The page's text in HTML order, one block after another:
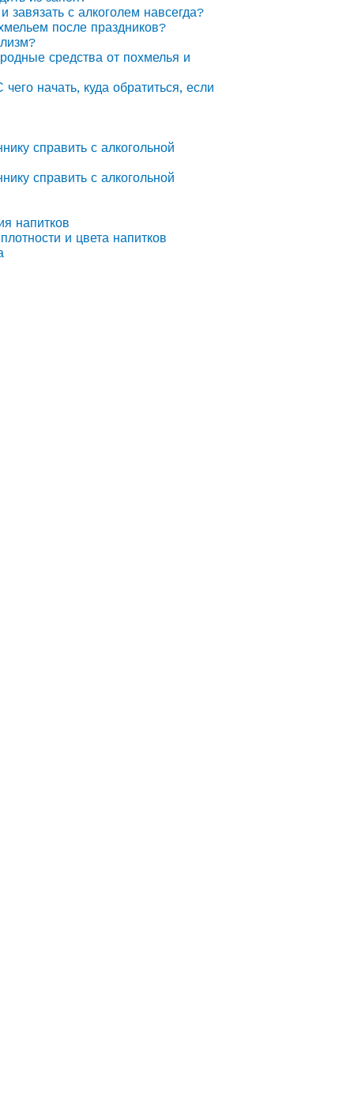
завязать с алкоголем навсегда?
после праздников?
средства от похмелья и
начать, куда обратиться, если
справить с алкогольной
справить с алкогольной
напитков
и цвета напитков